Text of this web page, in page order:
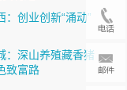
：创业创新“涌动”
：深山养殖藏香猪
致富路